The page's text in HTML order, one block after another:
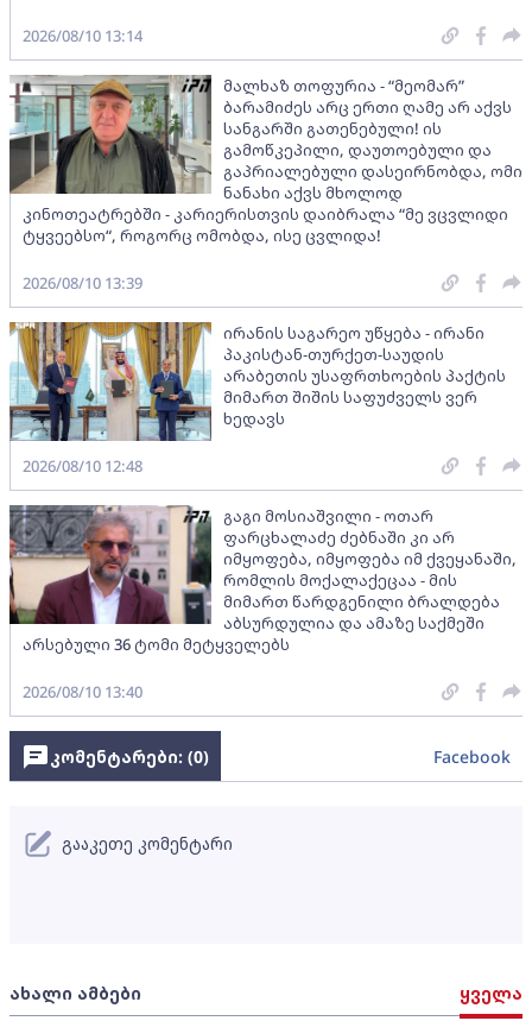
2026/08/10 13:14
მალხაზ თოფურია - “მეომარ”
ბარამიძეს არც ერთი ღამე არ აქვს
სანგარში გათენებული! ის
გამოწკეპილი, დაუთოებული და
გაპრიალებული დასეირნობდა, ომი
ნანახი აქვს მხოლოდ
კინოთეატრებში - კარიერისთვის დაიბრალა “მე ვცვლიდი
ტყვეებსო“, როგორც ომობდა, ისე ცვლიდა!
2026/08/10 13:39
ირანის საგარეო უწყება - ირანი
პაკისტან-თურქეთ-საუდის
არაბეთის უსაფრთხოების პაქტის
მიმართ შიშის საფუძველს ვერ
ხედავს
2026/08/10 12:48
გაგი მოსიაშვილი - ოთარ
ფარცხალაძე ძებნაში კი არ
იმყოფება, იმყოფება იმ ქვეყანაში,
რომლის მოქალაქეცაა - მის
მიმართ წარდგენილი ბრალდება
აბსურდულია და ამაზე საქმეში
არსებული 36 ტომი მეტყველებს
2026/08/10 13:40
ახალი ამბები ყველა
კომენტარები: (0) Facebook
გააკეთე კომენტარი